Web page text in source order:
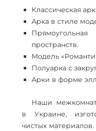
Классическая
Арка в стиле
пространств.
Модель
Полуарка с
Арки в форме
Наши
в Украине,
чистых